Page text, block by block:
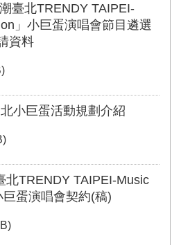
臺北TRENDY TAIPEI-
」小巨蛋演唱會節目遴選
資料
小巨蛋活動規劃介紹
北TRENDY TAIPEI-Music
蛋演唱會契約(稿)